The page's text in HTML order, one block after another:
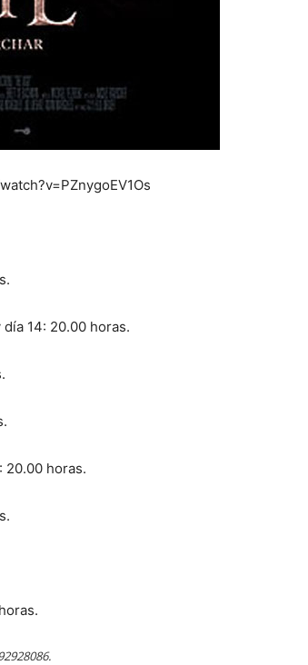
día 14: 20.00 horas.
20.00 horas.